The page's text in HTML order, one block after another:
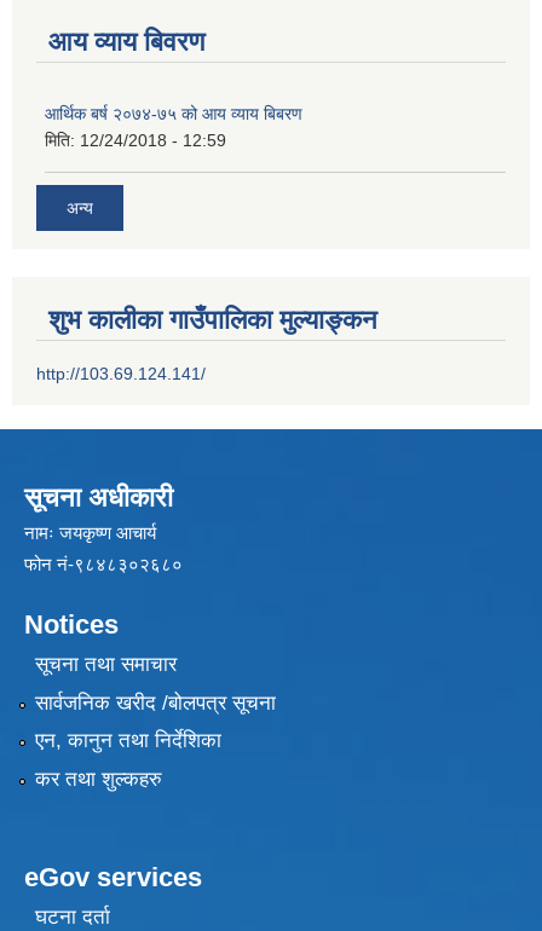
आय व्याय बिवरण
आर्थिक बर्ष २०७४-७५ को आय व्याय बिबरण
मिति: 12/24/2018 - 12:59
अन्य
शुभ कालीका गाउँपालिका मुल्याङ्कन
http://103.69.124.141/
सूचना अधीकारी
नामः जयकृष्ण आचार्य
फोन नं-९८४८३०२६८०
Notices
सूचना तथा समाचार
सार्वजनिक खरीद /बोलपत्र सूचना
एन, कानुन तथा निर्देशिका
कर तथा शुल्कहरु
eGov services
घटना दर्ता